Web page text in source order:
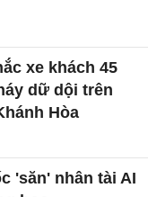
xe khách 45
dữ dội trên
Hòa
'săn' nhân tài AI